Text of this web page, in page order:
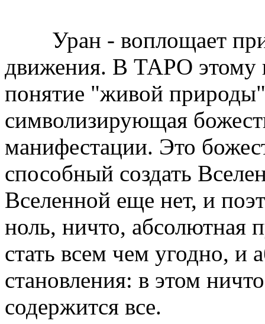
Уран - воплощает
движения. В ТАРО этому
понятие "живой
символизирующая
манифестации. Это
способный создать
Вселенной еще нет, и
ноль, ничто, абсолютная
стать всем чем угодно, и
становления: в этом
содержится все.